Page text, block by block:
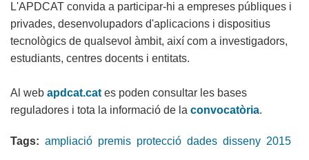
L'APDCAT convida a participar-hi a empreses públiques i
privades, desenvolupadors d'aplicacions i dispositius
tecnològics de qualsevol àmbit, així com a investigadors,
estudiants, centres docents i entitats.
Al web apdcat.cates poden consultar les bases
reguladores i tota la informació de la convocatòria.
Tags: ampliació premis protecció dades disseny 2015